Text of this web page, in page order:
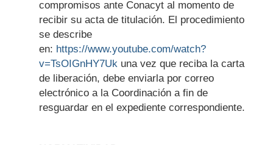
compromisos ante Conacyt al momento de
recibir su acta de titulación. El procedimiento
se describe
en: https://www.youtube.com/watch?
v=TsOIGnHY7Uk una vez que reciba la carta
de liberación, debe enviarla por correo
electrónico a la Coordinación a fin de
resguardar en el expediente correspondiente.